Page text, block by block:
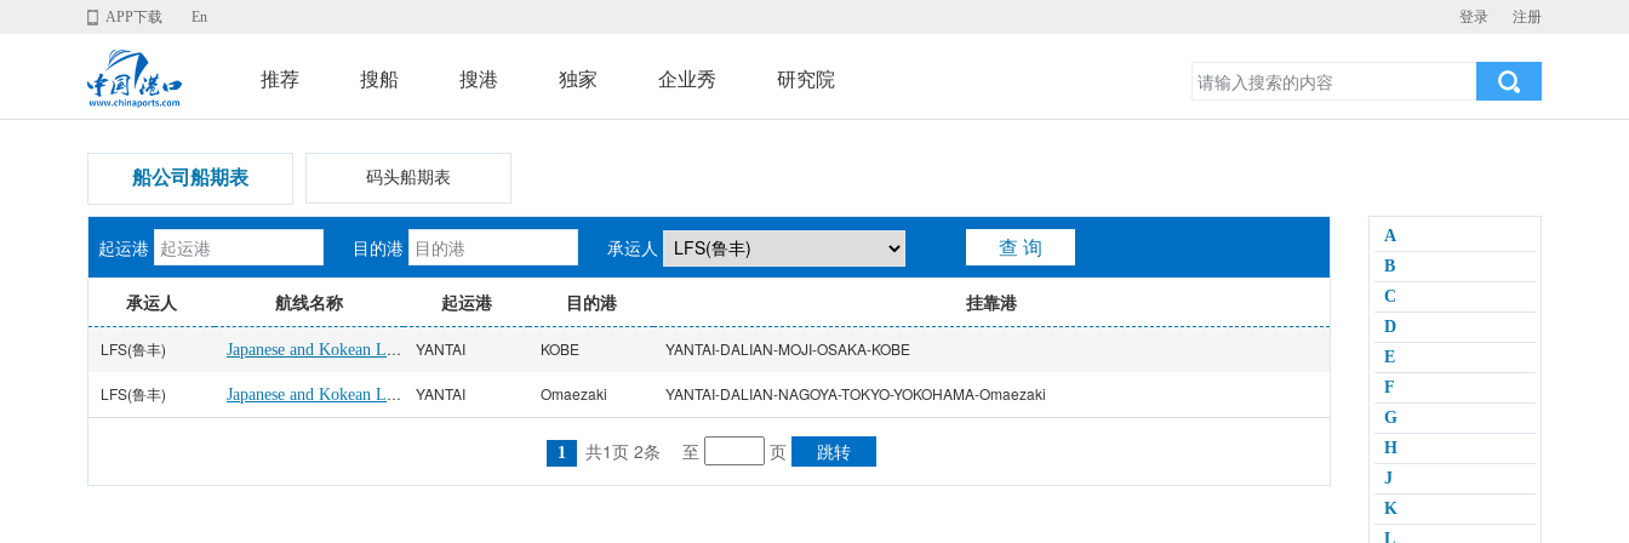
登录 注册
APP下载 En
推荐 搜船 搜港 独家 企业秀 研究院
船公司船期表 码头船期表
起运港 目的港 承运人
承运人 航线名称 起运港 目的港 挂靠港
LFS(鲁丰) Japanese and Kokean Line YANTAI KOBE YANTAI-DALIAN-MOJI-OSAKA-KOBE
LFS(鲁丰) Japanese and Kokean Line YANTAI Omaezaki YANTAI-DALIAN-NAGOYA-TOKYO-YOKOHAMA-Omaezaki
1 共1页 2条 至 页
A
B
C
D
E
F
G
H
J
K
L